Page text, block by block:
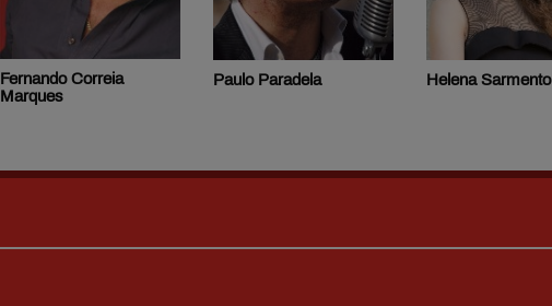
Fernando Correia
Marques
Paulo Paradela Helena Sarmento